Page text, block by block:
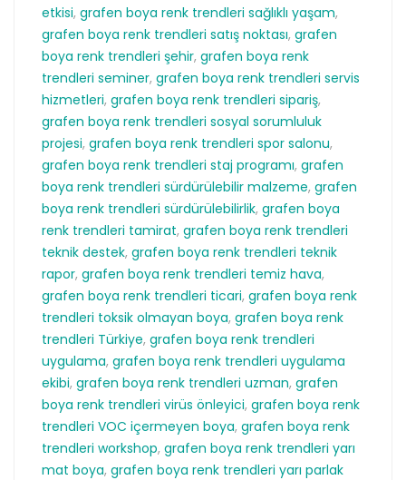
etkisi, grafen boya renk trendleri sağlıklı yaşam,
grafen boya renk trendleri satış noktası, grafen
boya renk trendleri şehir, grafen boya renk
trendleri seminer, grafen boya renk trendleri servis
hizmetleri, grafen boya renk trendleri sipariş,
grafen boya renk trendleri sosyal sorumluluk
projesi, grafen boya renk trendleri spor salonu,
grafen boya renk trendleri staj programı, grafen
boya renk trendleri sürdürülebilir malzeme, grafen
boya renk trendleri sürdürülebilirlik, grafen boya
renk trendleri tamirat, grafen boya renk trendleri
teknik destek, grafen boya renk trendleri teknik
rapor, grafen boya renk trendleri temiz hava,
grafen boya renk trendleri ticari, grafen boya renk
trendleri toksik olmayan boya, grafen boya renk
trendleri Türkiye, grafen boya renk trendleri
uygulama, grafen boya renk trendleri uygulama
ekibi, grafen boya renk trendleri uzman, grafen
boya renk trendleri virüs önleyici, grafen boya renk
trendleri VOC içermeyen boya, grafen boya renk
trendleri workshop, grafen boya renk trendleri yarı
mat boya, grafen boya renk trendleri yarı parlak